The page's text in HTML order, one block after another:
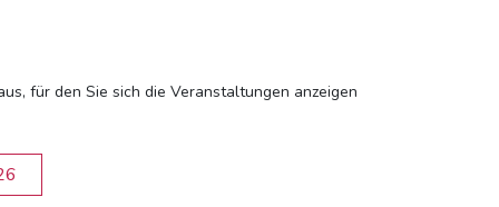
für den Sie sich die Veranstaltungen anzeigen